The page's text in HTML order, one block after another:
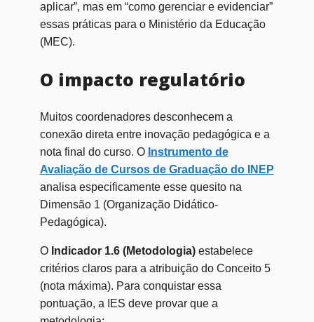
aplicar”, mas em “como gerenciar e evidenciar”
essas práticas para o Ministério da Educação
(MEC).
O impacto regulatório
Muitos coordenadores desconhecem a
conexão direta entre inovação pedagógica e a
nota final do curso. O Instrumento de
Avaliação de Cursos de Graduação do INEP
analisa especificamente esse quesito na
Dimensão 1 (Organização Didático-
Pedagógica).
O Indicador 1.6 (Metodologia)estabelece
critérios claros para a atribuição do Conceito 5
(nota máxima). Para conquistar essa
pontuação, a IES deve provar que a